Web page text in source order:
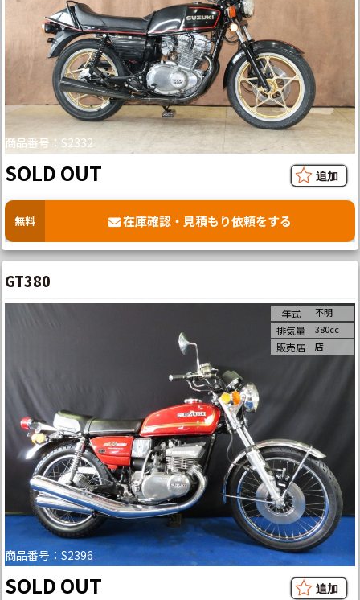
商品番号：S2332
SOLD OUT
無料 在庫確認・見積もり依頼をする
GT380
商品番号：S2396
年式 不明
排気量 380cc
販売店 店
SOLD OUT